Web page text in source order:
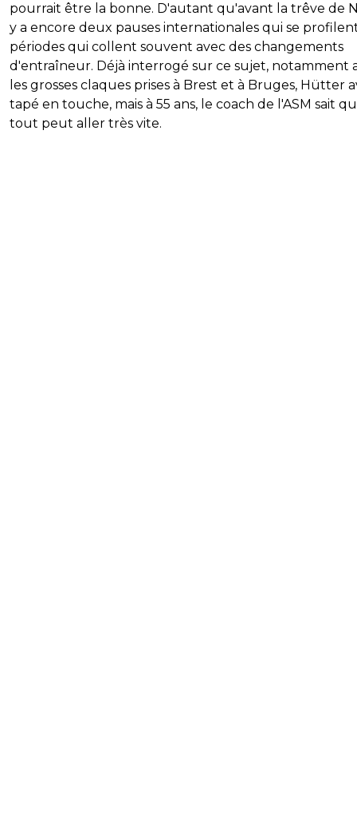
pourrait être la bonne. D'autant qu'avant la trêve de
y a encore deux pauses internationales qui se
périodes qui collent souvent avec des changements
d'entraîneur. Déjà interrogé sur ce sujet, notamment
les grosses claques prises à Brest et à Bruges, Hütter
tapé en touche, mais à 55 ans, le coach de l'ASM sait
tout peut aller très vite.